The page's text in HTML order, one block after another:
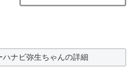
ハナビ弥生ちゃんの詳細